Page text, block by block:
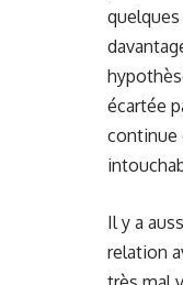
écartée
continue
Il y a
relation